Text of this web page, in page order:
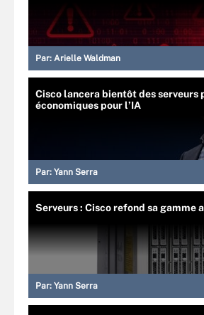
Par: Arielle Waldman
Cisco lancera bientôt des serveurs
économiques pour l’IA
Par: Yann Serra
Serveurs : Cisco refond sa gamme
Par: Yann Serra